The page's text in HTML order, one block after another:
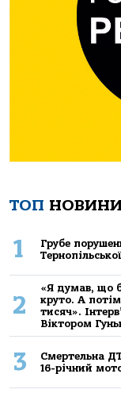
ТОП
1
Грубе
2
«Я думав, що
круто. А
тисяч».
Віктором
3
Смертельнa
16-річний